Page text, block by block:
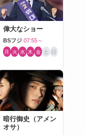
偉大なショー
BSフジ 07:55～
月 火 水 木 金 土 日
暗行御史（アメン
オサ）